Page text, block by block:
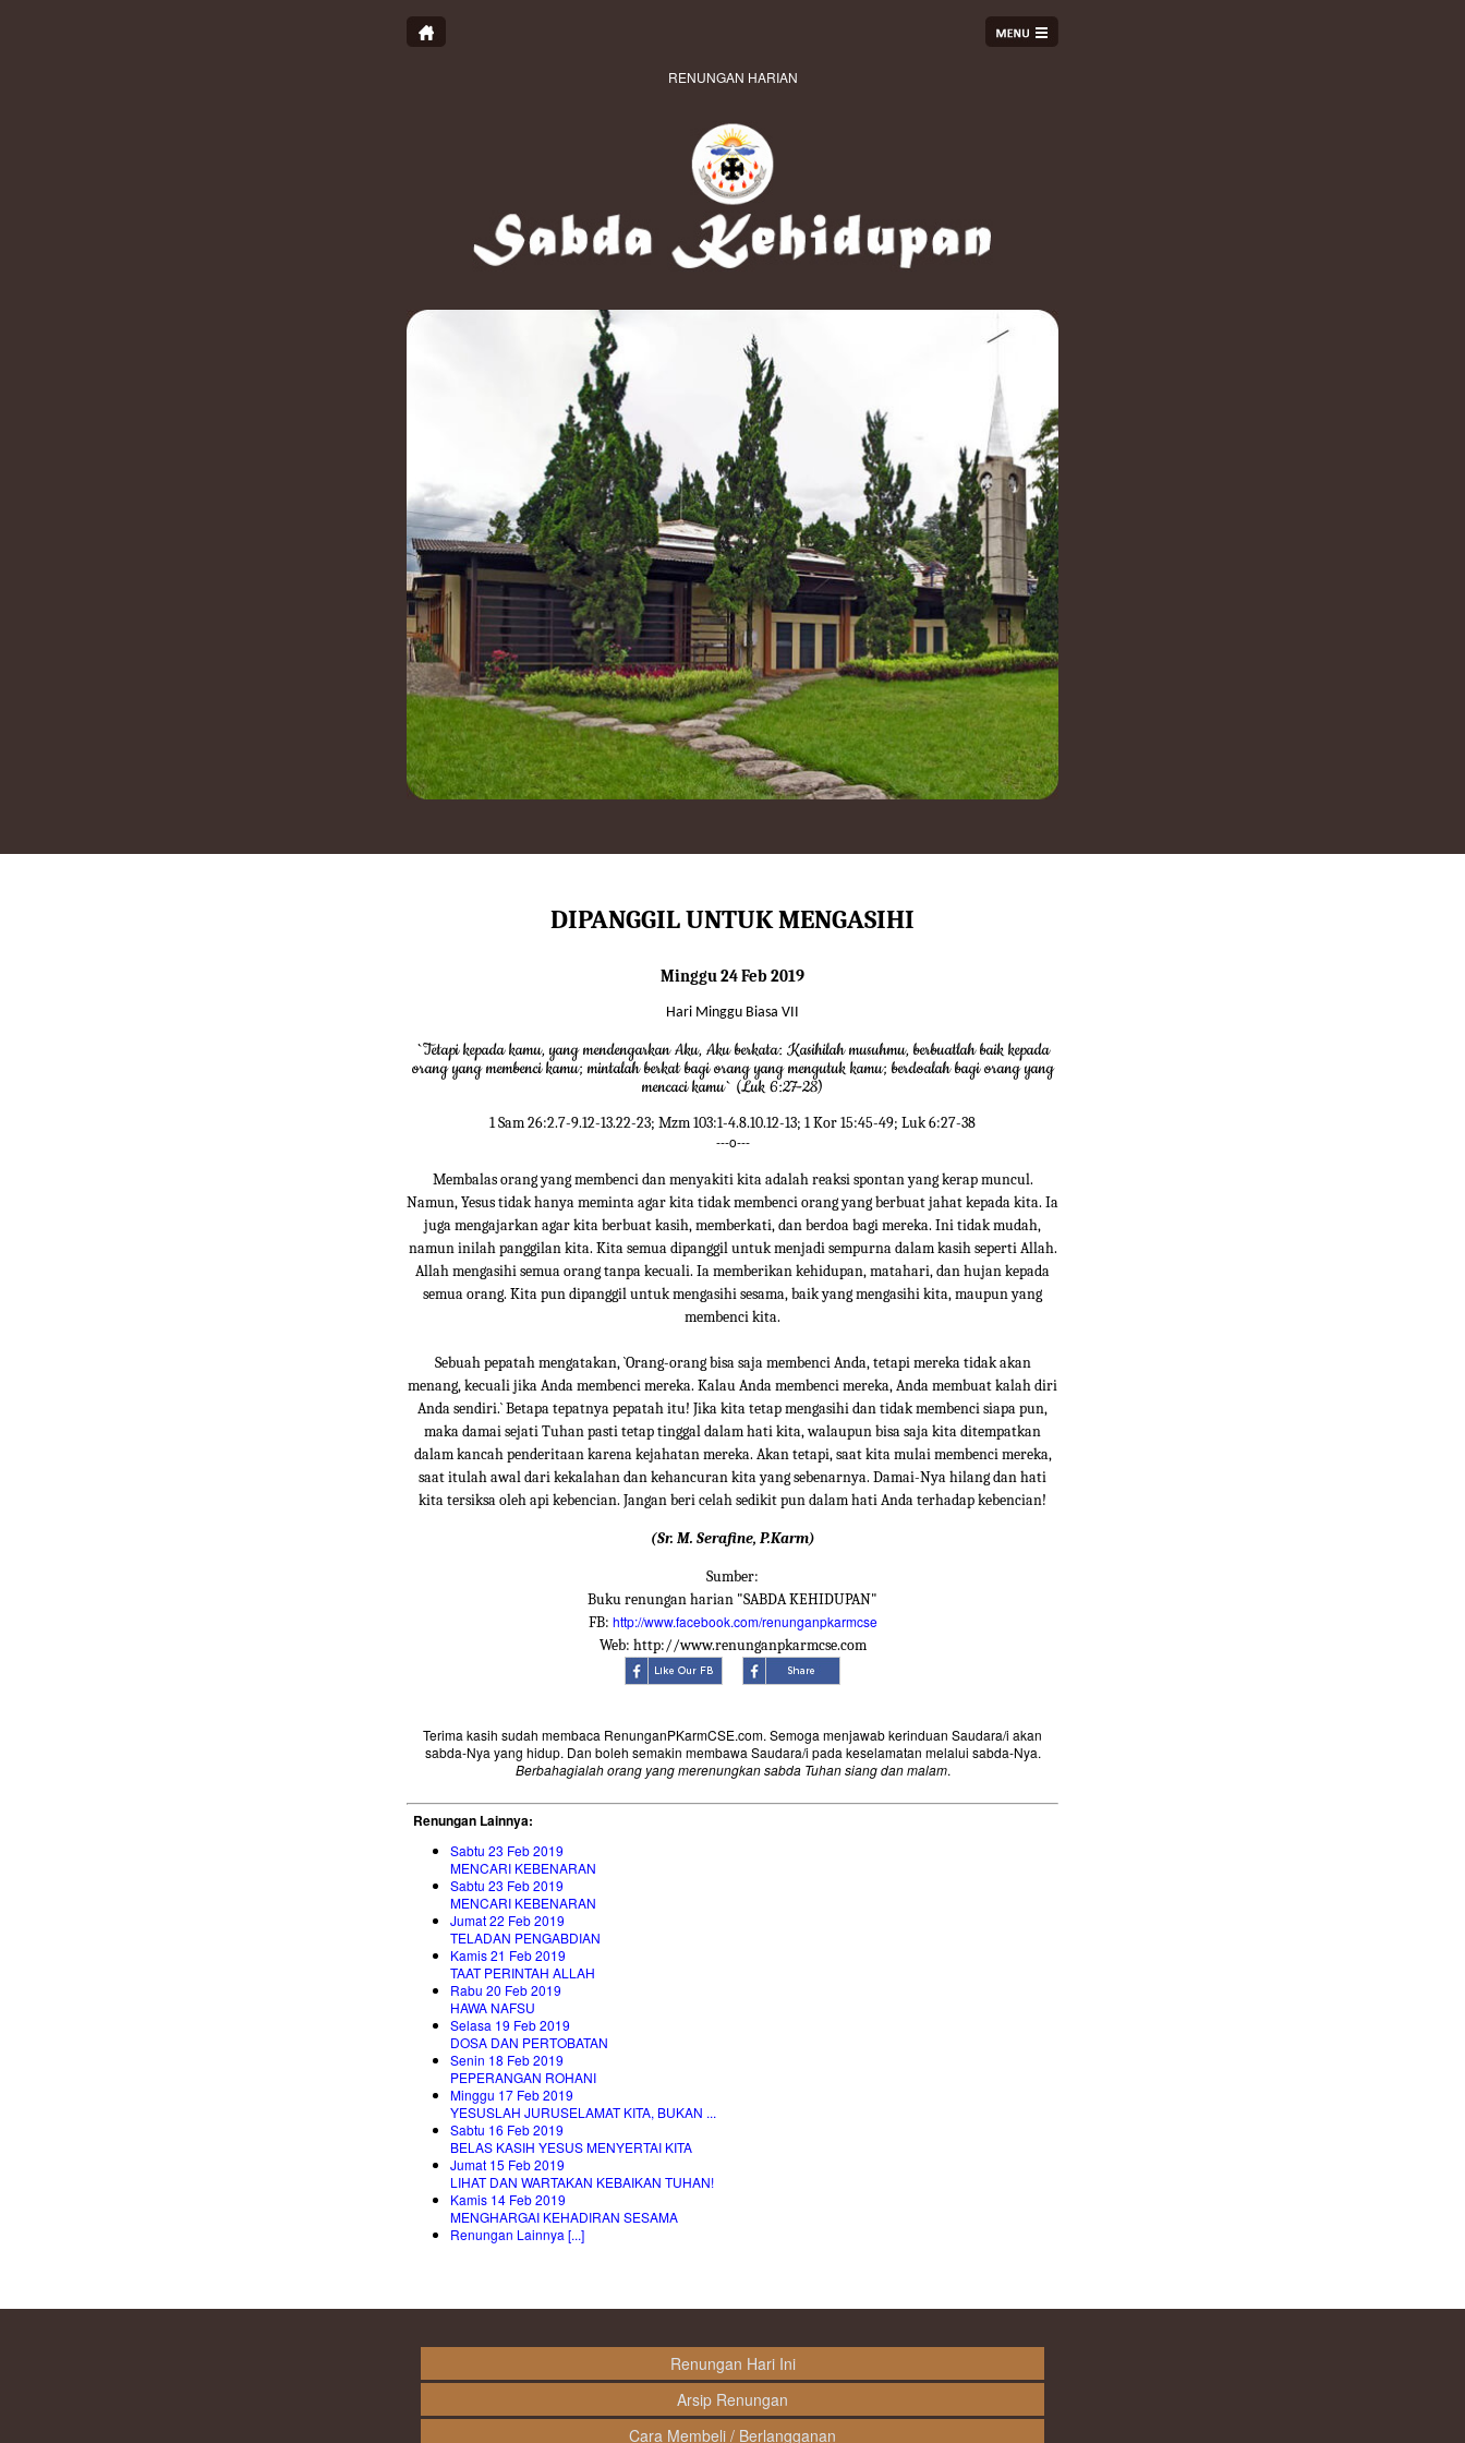
RENUNGAN HARIAN
DIPANGGIL UNTUK MENGASIHI
Minggu 24 Feb 2019
Hari Minggu Biasa VII
`Tetapi kepada kamu, yang mendengarkan Aku, Aku berkata: Kasihilah musuhmu, berbuatlah baik kepada
orang yang membenci kamu; mintalah berkat bagi orang yang mengutuk kamu; berdoalah bagi orang yang
mencaci kamu` (Luk 6:27-28)
1 Sam 26:2.7-9.12-13.22-23; Mzm 103:1-4.8.10.12-13; 1 Kor 15:45-49; Luk 6:27-38
---o---
Membalas orang yang membenci dan menyakiti kita adalah reaksi spontan yang kerap muncul.
Namun, Yesus tidak hanya meminta agar kita tidak membenci orang yang berbuat jahat kepada kita. Ia
juga mengajarkan agar kita berbuat kasih, memberkati, dan berdoa bagi mereka. Ini tidak mudah,
namun inilah panggilan kita. Kita semua dipanggil untuk menjadi sempurna dalam kasih seperti Allah.
Allah mengasihi semua orang tanpa kecuali. Ia memberikan kehidupan, matahari, dan hujan kepada
semua orang. Kita pun dipanggil untuk mengasihi sesama, baik yang mengasihi kita, maupun yang
membenci kita.
Sebuah pepatah mengatakan, `Orang-orang bisa saja membenci Anda, tetapi mereka tidak akan
menang, kecuali jika Anda membenci mereka. Kalau Anda membenci mereka, Anda membuat kalah diri
Anda sendiri.` Betapa tepatnya pepatah itu! Jika kita tetap mengasihi dan tidak membenci siapa pun,
maka damai sejati Tuhan pasti tetap tinggal dalam hati kita, walaupun bisa saja kita ditempatkan
dalam kancah penderitaan karena kejahatan mereka. Akan tetapi, saat kita mulai membenci mereka,
saat itulah awal dari kekalahan dan kehancuran kita yang sebenarnya. Damai-Nya hilang dan hati
kita tersiksa oleh api kebencian. Jangan beri celah sedikit pun dalam hati Anda terhadap kebencian!
(Sr. M. Serafine, P.Karm)
Sumber:
Buku renungan harian "SABDA KEHIDUPAN"
FB: http://www.facebook.com/renunganpkarmcse
Web: http://www.renunganpkarmcse.com
Terima kasih sudah membaca RenunganPKarmCSE.com. Semoga menjawab kerinduan Saudara/i akan
sabda-Nya yang hidup. Dan boleh semakin membawa Saudara/i pada keselamatan melalui sabda-Nya.
Berbahagialah orang yang merenungkan sabda Tuhan siang dan malam.
Renungan Lainnya:
Sabtu 23 Feb 2019
MENCARI KEBENARAN
Sabtu 23 Feb 2019
MENCARI KEBENARAN
Jumat 22 Feb 2019
TELADAN PENGABDIAN
Kamis 21 Feb 2019
TAAT PERINTAH ALLAH
Rabu 20 Feb 2019
HAWA NAFSU
Selasa 19 Feb 2019
DOSA DAN PERTOBATAN
Senin 18 Feb 2019
PEPERANGAN ROHANI
Minggu 17 Feb 2019
YESUSLAH JURUSELAMAT KITA, BUKAN ...
Sabtu 16 Feb 2019
BELAS KASIH YESUS MENYERTAI KITA
Jumat 15 Feb 2019
LIHAT DAN WARTAKAN KEBAIKAN TUHAN!
Kamis 14 Feb 2019
MENGHARGAI KEHADIRAN SESAMA
Renungan Lainnya [...]
Renungan Hari Ini
Arsip Renungan
Cara Membeli / Berlangganan